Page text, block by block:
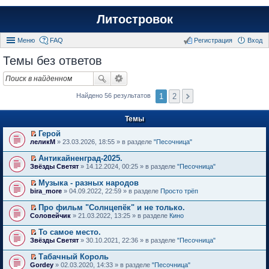
Литостровок
Меню FAQ Вход
Регистрация
Темы без ответов
Найдено 56 результатов 1 2
Темы
П
р
е
й
т
и
к
е
р
в
о
м
у
е
п
Герой
леликМ » 23.03.2026, 18:55 » в разделе "Песочница"
П
р
е
й
т
и
к
е
р
в
о
м
у
Антикайненград-2025.
Звёзды Светят » 14.12.2024, 00:25 » в разделе "Песочница"
П
р
е
й
т
и
к
е
Музыка - разных народов
bira_more » 04.09.2022, 22:59 » в разделе Просто трёп
П
р
й
т
и
к
Про фильм "Солнцепёк" и не только.
Соловейчик » 21.03.2022, 13:25 » в разделе Кино
П
р
й
То самое место.
Звёзды Светят » 30.10.2021, 22:36 » в разделе "Песочница"
П
Табачный Король
Gordey » 02.03.2020, 14:33 » в разделе "Песочница"